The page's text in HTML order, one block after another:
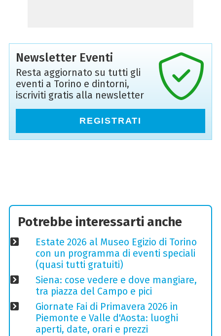
Newsletter Eventi
Resta aggiornato su tutti gli
eventi a Torino e dintorni,
iscriviti gratis alla newsletter
REGISTRATI
Potrebbe interessarti anche
Estate 2026 al Museo Egizio di Torino
con un programma di eventi speciali
(quasi tutti gratuiti)
Siena: cose vedere e dove mangiare,
tra piazza del Campo e pici
Giornate Fai di Primavera 2026 in
Piemonte e Valle d'Aosta: luoghi
aperti, date, orari e prezzi